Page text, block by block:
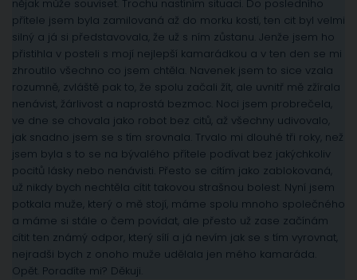
nějak může souviset. Trochu nastíním situaci. Do posledního
přítele jsem byla zamilovaná až do morku kostí, ten cit byl velmi
silný a já si představovala, že už s ním zůstanu. Jenže jsem ho
přistihla v posteli s mojí nejlepší kamarádkou a v ten den se mi
zhroutilo všechno co jsem chtěla. Navenek jsem to sice vzala
rozumně, zvláště pak to, že spolu začali žít, ale uvnitř mě zžírala
nenávist, žárlivost a naprostá bezmoc. Noci jsem probrečela,
ve dne se chovala jako robot bez citů, až všechny udivovalo,
jak snadno jsem se s tím srovnala. Trvalo mi dlouhé tři roky, než
jsem byla s to se na bývalého přítele podívat bez jakýchkoliv
pocitů lásky nebo nenávisti. Přesto se cítím jako zablokovaná,
už nikdy bych nechtěla cítit takovou strašnou bolest. Nyní jsem
potkala muže, který o mě stojí, máme spolu mnoho společného
a máme si stále o čem povídat, ale přesto už zase začínám
cítit ten známý odpor, který sílí a já nevím jak se s tím vyrovnat,
nejradši bych z onoho muže udělala jen mého kamaráda.
Opět. Poradíte mi? Děkuji.